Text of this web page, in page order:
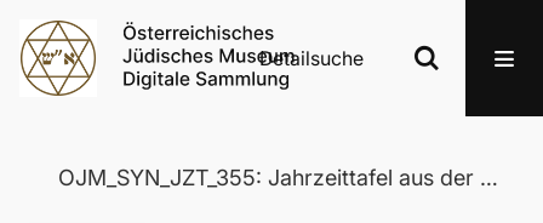
Detailsuche
OJM_SYN_JZT_355: Jahrzeittafel aus der Wertheimer Synagoge in Eisenstadt